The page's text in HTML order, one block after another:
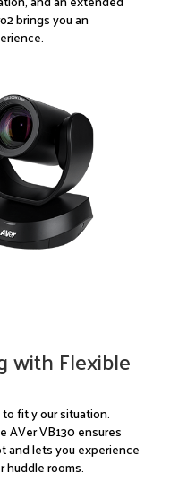
brings you an
with Flexible
fit y our situation.
AVer VB130 ensures
and lets you experience
huddle rooms.